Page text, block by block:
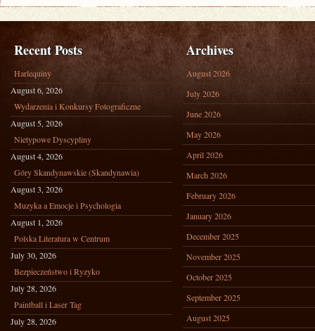
Recent Posts
Harlequiny
August 6, 2026
Wydarzenia i Konkursy Fotograficzne
August 5, 2026
Nietypowe Dyscypliny
August 4, 2026
Góry Skandynawskie (Skandynawia)
August 3, 2026
Muzyka a Emocje i Psychologia
August 1, 2026
Polska Literatura w Centrum
July 30, 2026
Bezpieczeństwo i Ryzyko
July 28, 2026
Paintball i Laser Tag
July 28, 2026
Archives
August 2026
July 2026
June 2026
May 2026
April 2026
March 2026
February 2026
January 2026
December 2025
November 2025
October 2025
September 2025
August 2025